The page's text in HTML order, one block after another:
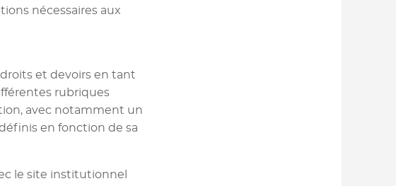
nécessaires aux
et devoirs en tant
rubriques
avec notamment un
en fonction de sa
le site institutionnel